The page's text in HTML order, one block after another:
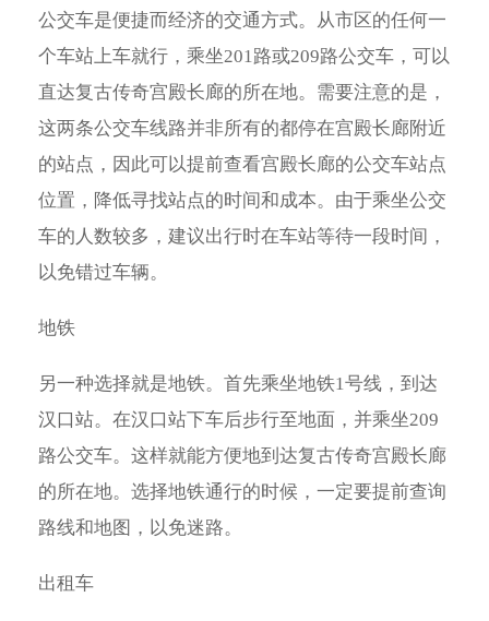
公交车是便捷而经济的交通方式。从市区的任何一
个车站上车就行，乘坐201路或209路公交车，可以
直达复古传奇宫殿长廊的所在地。需要注意的是，
这两条公交车线路并非所有的都停在宫殿长廊附近
的站点，因此可以提前查看宫殿长廊的公交车站点
位置，降低寻找站点的时间和成本。由于乘坐公交
车的人数较多，建议出行时在车站等待一段时间，
以免错过车辆。
地铁
另一种选择就是地铁。首先乘坐地铁1号线，到达
汉口站。在汉口站下车后步行至地面，并乘坐209
路公交车。这样就能方便地到达复古传奇宫殿长廊
的所在地。选择地铁通行的时候，一定要提前查询
路线和地图，以免迷路。
出租车